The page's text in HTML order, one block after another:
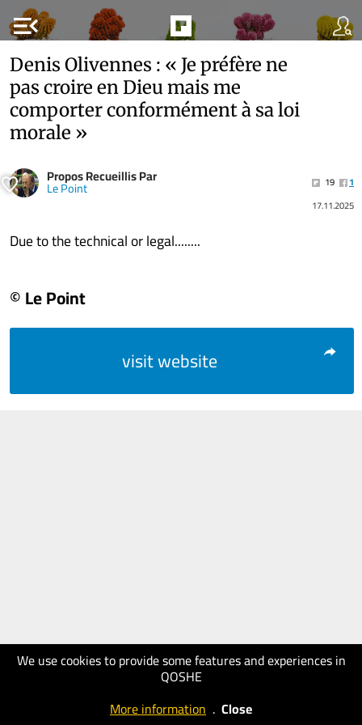
menu_open
We use cookies to provide some features and experiences in
QOSHE
More information . Close
Denis Olivennes : « Je préfère ne
pas croire en Dieu mais me
comporter conformément à sa loi
morale »
Propos Recueillis Par
Le Point 19
1
17.11.2025
Due to the technical or legal........
© Le Point
visit website